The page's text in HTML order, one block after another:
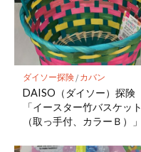
ダイソー探険/ カバン
DAISO（ダイソー）探険
「イースター竹バスケット
（取っ手付、カラーＢ）」